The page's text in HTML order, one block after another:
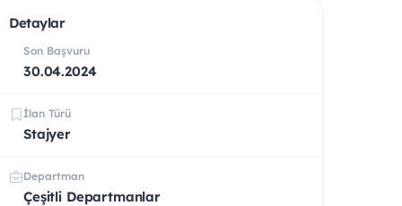
Detaylar
Son Başvuru
30.04.2024
İlan Türü
Stajyer
Departman
Çeşitli Departmanlar